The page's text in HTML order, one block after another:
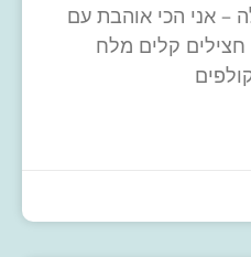
– אני הכי אוהבת עם
קלים מלח